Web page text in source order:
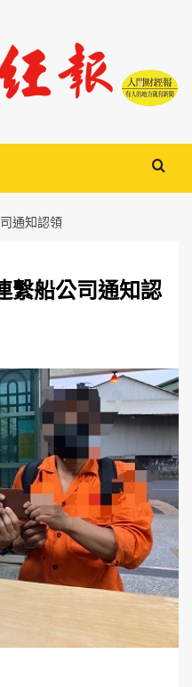
通知認領
繫船公司通知認